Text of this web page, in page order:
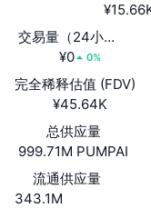
交易量（24小时）
¥0
0%
完全稀释估值 (FDV)
¥45.64K
总供应量
999.71M PUMPAI
流通供应量
343.1M